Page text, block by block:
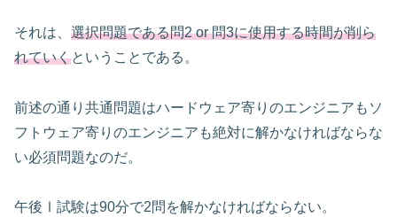
それは、 選択問題である問2 or 問3に使用する時間が削ら
れていくということである。
前述の通り共通問題はハードウェア寄りのエンジニアもソ
フトウェア寄りのエンジニアも絶対に解かなければならな
い必須問題なのだ。
午後Ⅰ試験は90分で2問を解かなければならない。